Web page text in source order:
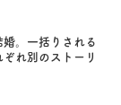
婚。一括りされる
れ別のストーリ